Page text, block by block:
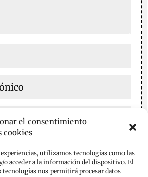
el consentimiento
cookies
utilizamos tecnologías como las
o acceder a la información del dispositivo. El
nos permitirá procesar datos
vez que comente.